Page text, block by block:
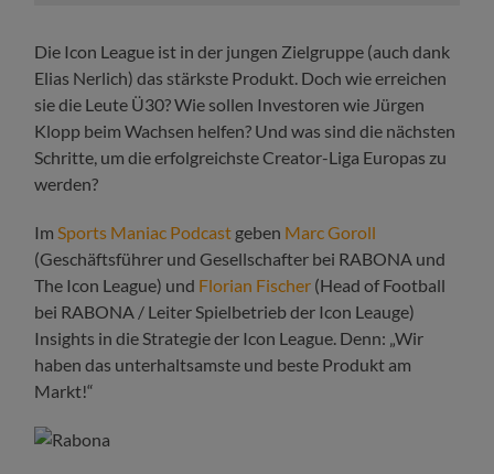
Die Icon League ist in der jungen Zielgruppe (auch dank
Elias Nerlich) das stärkste Produkt. Doch wie erreichen
sie die Leute Ü30? Wie sollen Investoren wie Jürgen
Klopp beim Wachsen helfen? Und was sind die nächsten
Schritte, um die erfolgreichste Creator-Liga Europas zu
werden?
ImSports Maniac Podcast geben Marc Goroll
(Geschäftsführer und Gesellschafter bei RABONA und
The Icon League) und Florian Fischer (Head of Football
bei RABONA / Leiter Spielbetrieb der Icon Leauge)
Insights in die Strategie der Icon League. Denn: „Wir
haben das unterhaltsamste und beste Produkt am
Markt!“